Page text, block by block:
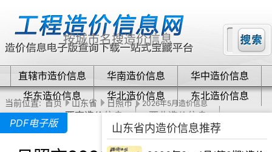
直辖市造价信息 华南造价信息
华中造价信息
华东造价信息
华北造价信息
东北造价信息
西南造价信息
西北造价信息
当前位置: 首页 山东省 日照市 2026年5月造价信息
PDF电子版 山东省内造价信息推荐